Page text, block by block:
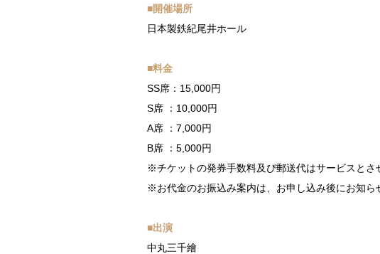
■開催場所
日本製鉄紀尾井ホール
■料金
SS席：15,000円
S席 ：10,000円
A席 ：7,000円
B席 ：5,000円
※チケットの発券手数料及び郵送代はサービスとさ
※お代金のお振込み案内は、お申し込み後にお知ら
■出演
中丸三千繪